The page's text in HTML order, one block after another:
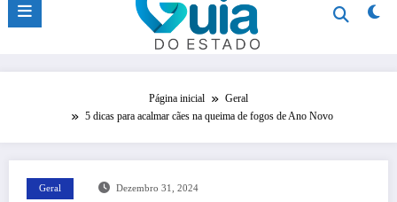
Página inicial
Geral
5 dicas para acalmar cães na queima de fogos de Ano Novo
Geral Dezembro 31, 2024